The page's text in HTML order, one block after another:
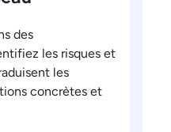
des
les risques et
les
concrètes et